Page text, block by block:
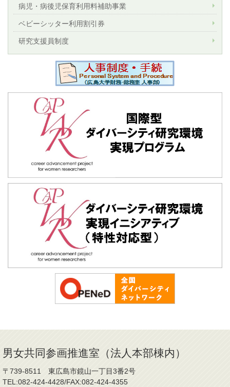
病児・病後児保育利用料補助事業
ベビーシッター利用割引券
研究支援員制度
男女共同参画推進室（法人本部棟内）
〒739-8511 東広島市鏡山一丁目3番2号
TEL:082-424-4428/FAX:082-424-4355